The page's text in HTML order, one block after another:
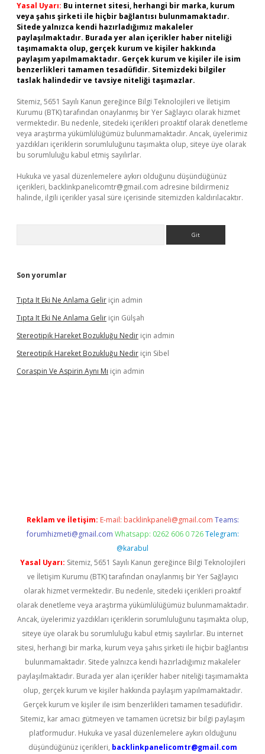
Yasal Uyarı: Bu internet sitesi, herhangi bir marka, kurum
veya şahıs şirketi ile hiçbir bağlantısı bulunmamaktadır.
Sitede yalnızca kendi hazırladığımız makaleler
paylaşılmaktadır. Burada yer alan içerikler haber niteliği
taşımamakta olup, gerçek kurum ve kişiler hakkında
paylaşım yapılmamaktadır. Gerçek kurum ve kişiler ile isim
benzerlikleri tamamen tesadüfidir. Sitemizdeki bilgiler
taslak halindedir ve tavsiye niteliği taşımazlar.
Sitemiz, 5651 Sayılı Kanun gereğince Bilgi Teknolojileri ve İletişim
Kurumu (BTK) tarafından onaylanmış bir Yer Sağlayıcı olarak hizmet
vermektedir. Bu nedenle, sitedeki içerikleri proaktif olarak denetleme
veya araştırma yükümlülüğümüz bulunmamaktadır. Ancak, üyelerimiz
yazdıkları içeriklerin sorumluluğunu taşımakta olup, siteye üye olarak
bu sorumluluğu kabul etmiş sayılırlar.
Hukuka ve yasal düzenlemelere aykırı olduğunu düşündüğünüz
içerikleri, backlinkpanelicomtr@gmail.com adresine bildirmeniz
halinde, ilgili içerikler yasal süre içerisinde sitemizden kaldırılacaktır.
Son yorumlar
Tıpta It Eki Ne Anlama Gelir için admin
Tıpta It Eki Ne Anlama Gelir için Gülşah
Stereotipik Hareket Bozukluğu Nedir için admin
Stereotipik Hareket Bozukluğu Nedir için Sibel
Coraspin Ve Aspirin Aynı Mı için admin
Reklam ve İletişim: E-mail: backlinkpaneli@gmail.com Teams:
forumhizmeti@gmail.com Whatsapp: 0262 606 0 726 Telegram:
@karabul
Yasal Uyarı: Sitemiz, 5651 Sayılı Kanun gereğince Bilgi Teknolojileri
ve İletişim Kurumu (BTK) tarafından onaylanmış bir Yer Sağlayıcı
olarak hizmet vermektedir. Bu nedenle, sitedeki içerikleri proaktif
olarak denetleme veya araştırma yükümlülüğümüz bulunmamaktadır.
Ancak, üyelerimiz yazdıkları içeriklerin sorumluluğunu taşımakta olup,
siteye üye olarak bu sorumluluğu kabul etmiş sayılırlar. Bu internet
sitesi, herhangi bir marka, kurum veya şahıs şirketi ile hiçbir bağlantısı
bulunmamaktadır. Sitede yalnızca kendi hazırladığımız makaleler
paylaşılmaktadır. Burada yer alan içerikler haber niteliği taşımamakta
olup, gerçek kurum ve kişiler hakkında paylaşım yapılmamaktadır.
Gerçek kurum ve kişiler ile isim benzerlikleri tamamen tesadüfidir.
Sitemiz, kar amacı gütmeyen ve tamamen ücretsiz bir bilgi paylaşım
platformudur. Hukuka ve yasal düzenlemelere aykırı olduğunu
düşündüğünüz içerikleri, backlinkpanelicomtr@gmail.com